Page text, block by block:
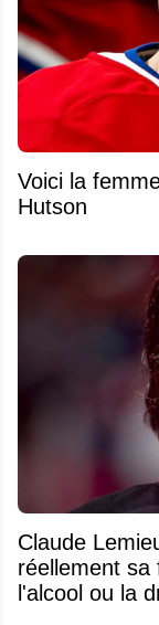
Voici la
Hutson
Claude
réellement sa
l'alcool ou la